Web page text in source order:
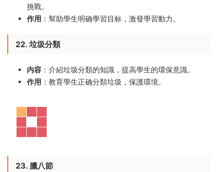
挑戰。
作用 ：幫助學生明确學習目标，激發學習動力。
22. 垃圾分類
内容 ：介紹垃圾分類的知識，提高學生的環保意識。
作用 ：教育學生正确分類垃圾，保護環境。
23. 臘八節